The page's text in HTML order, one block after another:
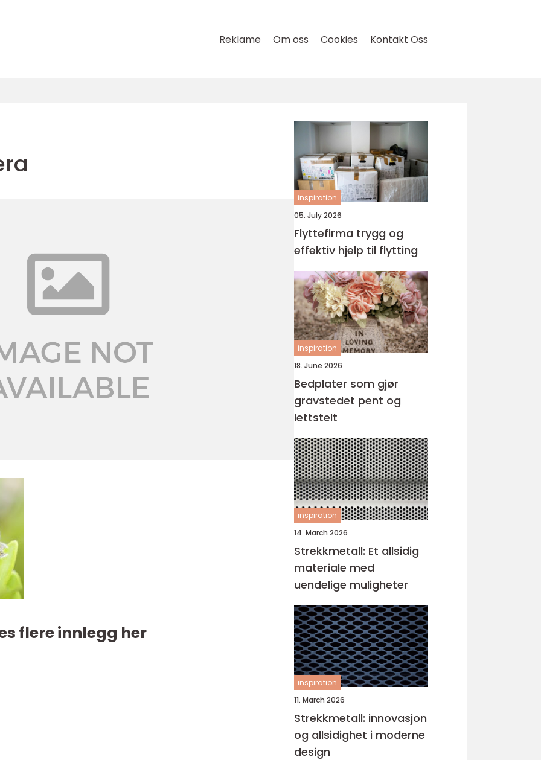
Reklame Om oss Cookies Kontakt Oss
flere innlegg her
inspiration
05. July 2026
Flyttefirma trygg og
effektiv hjelp til flytting
inspiration
18. June 2026
Bedplater som gjør
gravstedet pent og
lettstelt
inspiration
14. March 2026
Strekkmetall: Et allsidig
materiale med
uendelige muligheter
inspiration
11. March 2026
Strekkmetall: innovasjon
og allsidighet i moderne
design